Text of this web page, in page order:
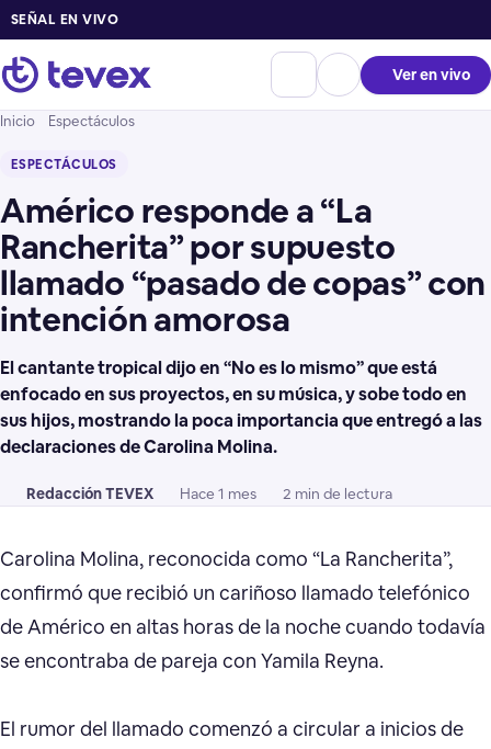
SEÑAL EN VIVO
Ver en vivo
Inicio Espectáculos
ESPECTÁCULOS
Américo responde a “La
Rancherita” por supuesto
llamado “pasado de copas” con
intención amorosa
El cantante tropical dijo en “No es lo mismo” que está
enfocado en sus proyectos, en su música, y sobe todo en
sus hijos, mostrando la poca importancia que entregó a las
declaraciones de Carolina Molina.
Redacción TEVEX Hace 1 mes 2 min de lectura
Carolina Molina, reconocida como “La Rancherita”,
confirmó que recibió un cariñoso llamado telefónico
de Américo en altas horas de la noche cuando todavía
se encontraba de pareja con Yamila Reyna.
El rumor del llamado comenzó a circular a inicios de